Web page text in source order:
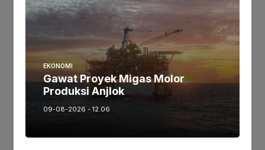
Ikutikami :
Tinggalkan komentar
Komentar
EKONOMI
Gawat Proyek Migas Molor
Produksi Anjlok
09-08-2026 - 12.06